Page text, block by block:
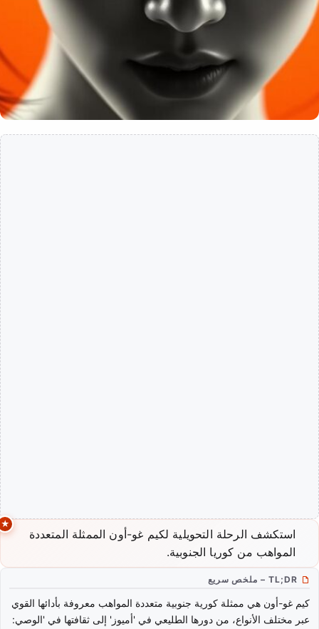
استكشف الرحلة التحويلية لكيم غو-أون الممثلة المتعددة
المواهب من كوريا الجنوبية.
TL;DR – ملخص سريع
كيم غو-أون هي ممثلة كورية جنوبية متعددة المواهب معروفة بأدائها القوي
عبر مختلف الأنواع، من دورها الطليعي في 'أميوز' إلى ثقافتها في 'الوصي: